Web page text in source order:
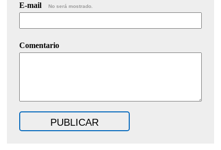
E-mail No será mostrado.
Comentario